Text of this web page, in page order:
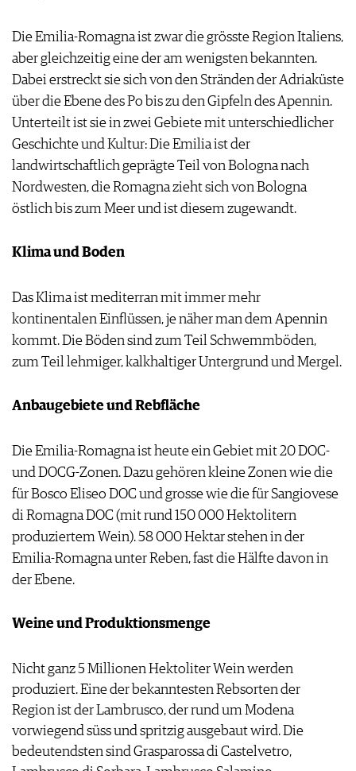
Die Emilia-Romagna ist zwar die grösste Region Italiens,
aber gleichzeitig eine der am wenigsten bekannten.
Dabei erstreckt sie sich von den Stränden der Adriaküste
über die Ebene des Po bis zu den Gipfeln des Apennin.
Unterteilt ist sie in zwei Gebiete mit unterschiedlicher
Geschichte und Kultur: Die Emilia ist der
landwirtschaftlich geprägte Teil von Bologna nach
Nordwesten, die Romagna zieht sich von Bologna
östlich bis zum Meer und ist diesem zugewandt.
Klima und Boden
Das Klima ist mediterran mit immer mehr
kontinentalen Einflüssen, je näher man dem Apennin
kommt. Die Böden sind zum Teil Schwemmböden,
zum Teil lehmiger, kalkhaltiger Untergrund und Mergel.
Anbaugebiete und Rebfläche
Die Emilia-Romagna ist heute ein Gebiet mit 20 DOC-
und DOCG-Zonen. Dazu gehören kleine Zonen wie die
für Bosco Eliseo DOC und grosse wie die für Sangiovese
di Romagna DOC (mit rund 150 000 Hektolitern
produziertem Wein). 58 000 Hektar stehen in der
Emilia-Romagna unter Reben, fast die Hälfte davon in
der Ebene.
Weine und Produktionsmenge
Nicht ganz 5 Millionen Hektoliter Wein werden
produziert. Eine der bekanntesten Rebsorten der
Region ist der Lambrusco, der rund um Modena
vorwiegend süss und spritzig ausgebaut wird. Die
bedeutendsten sind Grasparossa di Castelvetro,